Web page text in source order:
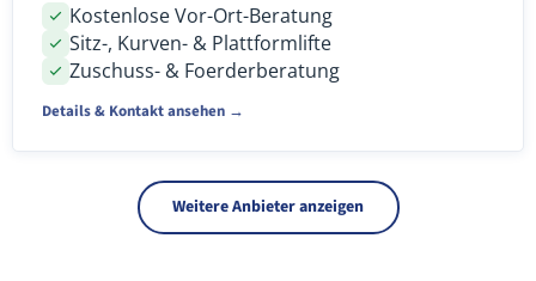
Kostenlose Vor-Ort-Beratung
Sitz-, Kurven- & Plattformlifte
Zuschuss- & Foerderberatung
Details & Kontakt ansehen →
Weitere Anbieter anzeigen